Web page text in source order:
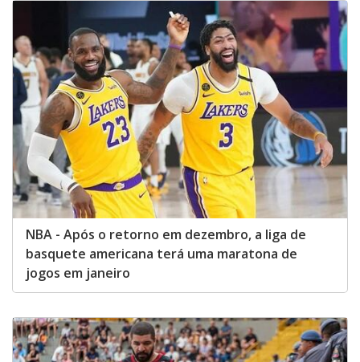
NBA - Após o retorno em dezembro, a liga de
basquete americana terá uma maratona de
jogos em janeiro